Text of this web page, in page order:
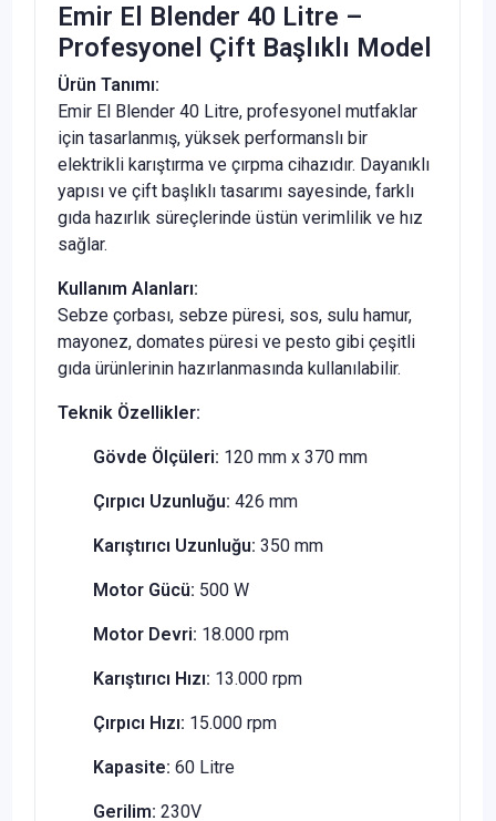
Emir El Blender 40 Litre –
Profesyonel Çift Başlıklı Model
Ürün Tanımı:
Emir El Blender 40 Litre, profesyonel mutfaklar
için tasarlanmış, yüksek performanslı bir
elektrikli karıştırma ve çırpma cihazıdır. Dayanıklı
yapısı ve çift başlıklı tasarımı sayesinde, farklı
gıda hazırlık süreçlerinde üstün verimlilik ve hız
sağlar.
Kullanım Alanları:
Sebze çorbası, sebze püresi, sos, sulu hamur,
mayonez, domates püresi ve pesto gibi çeşitli
gıda ürünlerinin hazırlanmasında kullanılabilir.
Teknik Özellikler:
Gövde Ölçüleri: 120 mm x 370 mm
Çırpıcı Uzunluğu: 426 mm
Karıştırıcı Uzunluğu: 350 mm
Motor Gücü: 500 W
Motor Devri: 18.000 rpm
Karıştırıcı Hızı: 13.000 rpm
Çırpıcı Hızı: 15.000 rpm
Kapasite: 60 Litre
Gerilim: 230V